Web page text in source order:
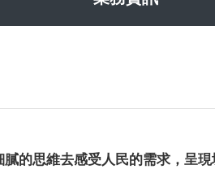
的思維去感受人民的需求，呈